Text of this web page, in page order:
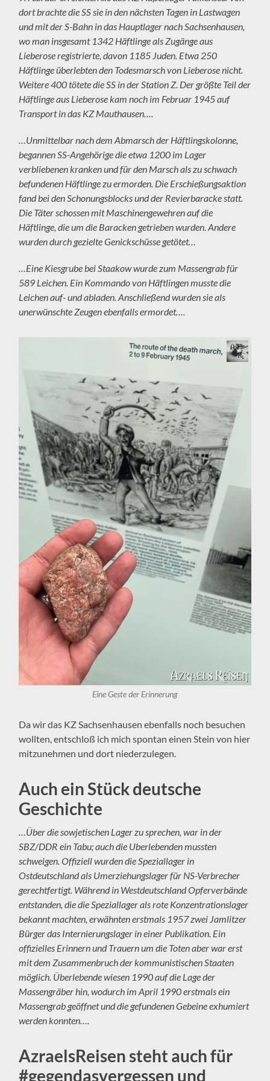
dort brachte die SS sie in den nächsten Tagen in Lastwagen
und mit der S-Bahn in das Hauptlager nach Sachsenhausen,
wo man insgesamt 1342 Häftlinge als Zugänge aus
Lieberose registrierte, davon 1185 Juden. Etwa 250
Häftlinge überlebten den Todesmarsch von Lieberose nicht.
Weitere 400 tötete die SS in der Station Z. Der größte Teil der
Häftlinge aus Lieberose kam noch im Februar 1945 auf
Transport in das KZ Mauthausen….
…Unmittelbar nach dem Abmarsch der Häftlingskolonne,
begannen SS-Angehörige die etwa 1200 im Lager
verbliebenen kranken und für den Marsch als zu schwach
befundenen Häftlinge zu ermorden. Die Erschießungsaktion
fand bei den Schonungsblocks und der Revierbaracke statt.
Die Täter schossen mit Maschinengewehren auf die
Häftlinge, die um die Baracken getrieben wurden. Andere
wurden durch gezielte Genickschüsse getötet…
…Eine Kiesgrube bei Staakow wurde zum Massengrab für
589 Leichen. Ein Kommando von Häftlingen musste die
Leichen auf- und abladen. Anschließend wurden sie als
unerwünschte Zeugen ebenfalls ermordet….
Eine Geste der Erinnerung
Da wir das KZ Sachsenhausen ebenfalls noch besuchen
wollten, entschloß ich mich spontan einen Stein von hier
mitzunehmen und dort niederzulegen.
Auch ein Stück deutsche
Geschichte
…Über die sowjetischen Lager zu sprechen, war in der
SBZ/DDR ein Tabu; auch die Uberlebenden mussten
schweigen. Offiziell wurden die Speziallager in
Ostdeutschland als Umerziehungslager für NS-Verbrecher
gerechtfertigt. Während in Westdeutschland Opferverbände
entstanden, die die Speziallager als rote Konzentrationslager
bekannt machten, erwähnten erstmals 1957 zwei Jamlitzer
Bürger das Internierungslager in einer Publikation. Ein
offizielles Erinnern und Trauern um die Toten aber war erst
mit dem Zusammenbruch der kommunistischen Staaten
möglich. Überlebende wiesen 1990 auf die Lage der
Massengräber hin, wodurch im April 1990 erstmals ein
Massengrab geöffnet und die gefundenen Gebeine exhumiert
werden konnten….
AzraelsReisen steht auch für
#gegendasvergessen und